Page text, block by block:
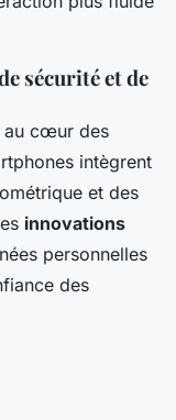
sécurité et de
au cœur des
intègrent
et des
innovations
personnelles
des